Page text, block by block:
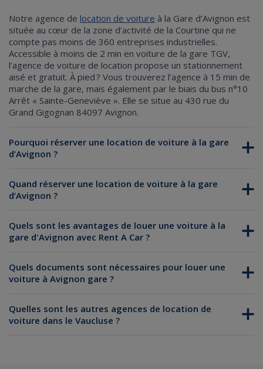
Notre agence de location de voiture à la Gare d’Avignon est
située au cœur de la zone d’activité de la Courtine qui ne
compte pas moins de 360 entreprises industrielles.
Accessible à moins de 2 min en voiture de la gare TGV,
l’agence de voiture de location propose un stationnement
aisé et gratuit. À pied ? Vous trouverez l’agence à 15 min de
marche de la gare, mais également par le biais du bus n°10
Arrêt « Sainte-Geneviève ». Elle se situe au 430 rue du
Grand Gigognan 84097 Avignon.
Pourquoi réserver une location de voiture à la gare
d’Avignon ?
Quand réserver une location de voiture à la gare
d’Avignon ?
Quels sont les avantages de louer une voiture à la
gare d'Avignon avec Rent A Car ?
Quels documents sont nécessaires pour louer une
voiture à Avignon gare ?
Quelles sont les autres agences de location de
voiture dans le Vaucluse ?